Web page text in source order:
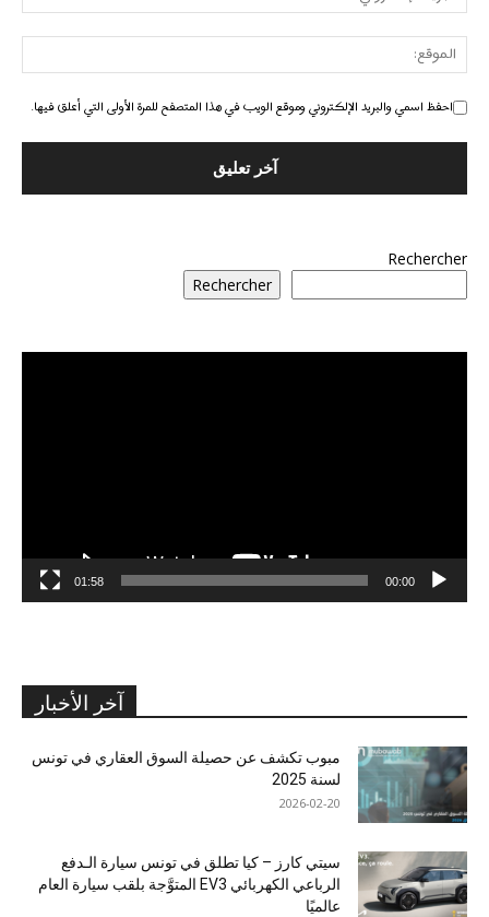
احفظ اسمي والبريد الإلكتروني وموقع الويب في هذا المتصفح للمرة الأولى التي أعلق فيها.
Rechercher
Rechercher
00:00
01:58
آخر الأخبار
مبوب تكشف عن حصيلة السوق العقاري في تونس
لسنة 2025
2026-02-20
سيتي كارز – كيا تطلق في تونس سيارة الـدفع
الرباعي الكهربائي EV3 المتوَّجة بلقب سيارة العام
عالميًا